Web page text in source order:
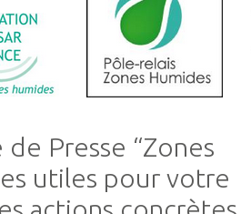
Presse “Zones
utiles pour votre